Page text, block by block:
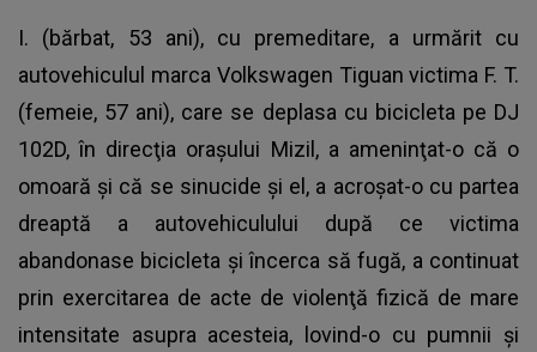
I. (bărbat, 53 ani), cu premeditare, a urmărit cu
autovehiculul marca Volkswagen Tiguan victima F. T.
(femeie, 57 ani), care se deplasa cu bicicleta pe DJ
102D, în direcţia oraşului Mizil, a ameninţat-o că o
omoară şi că se sinucide şi el, a acroşat-o cu partea
dreaptă a autovehiculului după ce victima
abandonase bicicleta şi încerca să fugă, a continuat
prin exercitarea de acte de violenţă fizică de mare
intensitate asupra acesteia, lovind-o cu pumnii şi